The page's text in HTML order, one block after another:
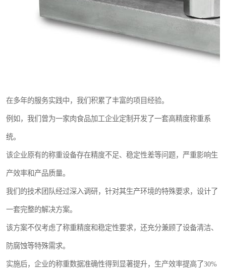
在多年的服务实践中，我们积累了丰富的项目经验。
例如，我们曾为一家肉食品加工企业定制开发了一套高精度称重系
统。
该企业原有的称重设备存在精度不足、稳定性差等问题，严重影响生
产效率和产品质量。
我们的技术团队经过深入调研，针对其生产环境的特殊要求，设计了
一套完整的解决方案。
该方案不仅考虑了称重精度和稳定性要求，还充分兼顾了设备清洁、
防腐蚀等特殊需求。
实施后，企业的称重数据准确性得到显著提升，生产效率提高了30%